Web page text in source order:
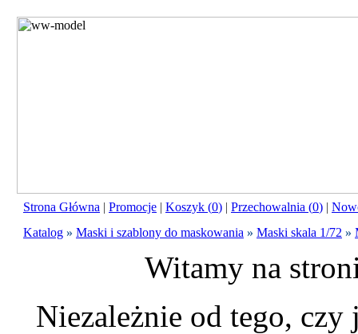
Strona Główna | Promocje | Koszyk (0) | Przechowalnia (0) |
Katalog » Maski i szablony do maskowania » Maski skala 1/72 »
Witamy na
Niezależnie od tego, czy